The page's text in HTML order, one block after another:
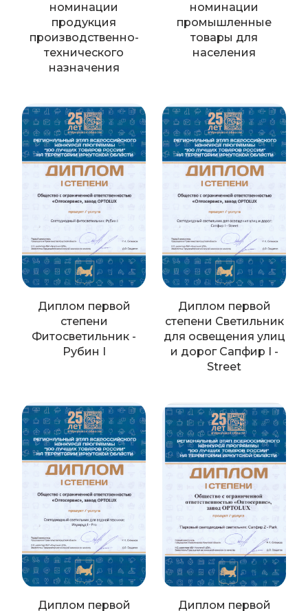
номинации
продукция
производственно-
технического
назначения
номинации
промышленные
товары для
населения
Диплом первой
степени
Фитосветильник -
Рубин I
Диплом первой
степени Cветильник
для освещения улиц
и дорог Сапфир I -
Street
Диплом первой Диплом первой